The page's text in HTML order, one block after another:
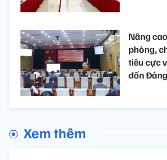
Nâng
phòng,
tiêu cực
đốn Đảng
Xem thêm